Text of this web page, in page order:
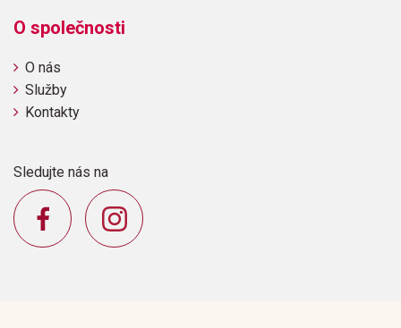
O společnosti
O nás
Služby
Kontakty
Sledujte nás na